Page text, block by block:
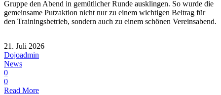
Gruppe den Abend in gemütlicher Runde ausklingen. So wurde die
gemeinsame Putzaktion nicht nur zu einem wichtigen Beitrag für
den Trainingsbetrieb, sondern auch zu einem schönen Vereinsabend.
21. Juli 2026
Dojoadmin
News
0
0
Read More